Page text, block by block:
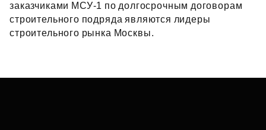
заказчиками МСУ‑1 по долгосрочным договорам
строительного подряда являются лидеры
строительного рынка Москвы.